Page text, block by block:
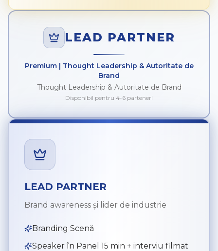
LEAD PARTNER
Premium | Thought Leadership & Autoritate de
Brand
Thought Leadership & Autoritate de Brand
Disponibil pentru 4-6 parteneri
LEAD PARTNER
Brand awareness și lider de industrie
Branding Scenă
Speaker în Panel 15 min + interviu filmat